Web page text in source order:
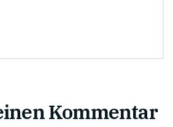
Kommentar